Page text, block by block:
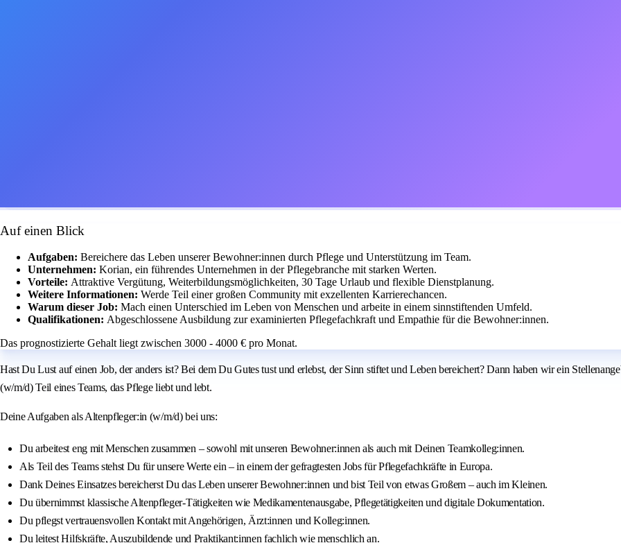
Auf einen Blick
Aufgaben: Bereichere das Leben unserer Bewohner:innen durch Pflege und Unterstützung im Team.
Unternehmen: Korian, ein führendes Unternehmen in der Pflegebranche mit starken Werten.
Vorteile: Attraktive Vergütung, Weiterbildungsmöglichkeiten, 30 Tage Urlaub und flexible Dienstplanung.
Weitere Informationen: Werde Teil einer großen Community mit exzellenten Karrierechancen.
Warum dieser Job: Mach einen Unterschied im Leben von Menschen und arbeite in einem sinnstiftenden Umfeld.
Qualifikationen: Abgeschlossene Ausbildung zur examinierten Pflegefachkraft und Empathie für die Bewohner:innen.
Das prognostizierte Gehalt liegt zwischen 3000 - 4000 € pro Monat.
Hast Du Lust auf einen Job, der anders ist? Bei dem Du Gutes tust und erlebst, der Sinn stiftet und Leben bereichert? Dann haben wir ein
(w/m/d) Teil eines Teams, das Pflege liebt und lebt.
Deine Aufgaben als Altenpfleger:in (w/m/d) bei uns:
Du arbeitest eng mit Menschen zusammen – sowohl mit unseren Bewohner:innen als auch mit Deinen Teamkolleg:innen.
Als Teil des Teams stehst Du für unsere Werte ein – in einem der gefragtesten Jobs für Pflegefachkräfte in Europa.
Dank Deines Einsatzes bereicherst Du das Leben unserer Bewohner:innen und bist Teil von etwas Großem – auch im Kleinen.
Du übernimmst klassische Altenpfleger-Tätigkeiten wie Medikamentenausgabe, Pflegetätigkeiten und digitale Dokumentation.
Du pflegst vertrauensvollen Kontakt mit Angehörigen, Ärzt:innen und Kolleg:innen.
Du leitest Hilfskräfte, Auszubildende und Praktikant:innen fachlich wie menschlich an.